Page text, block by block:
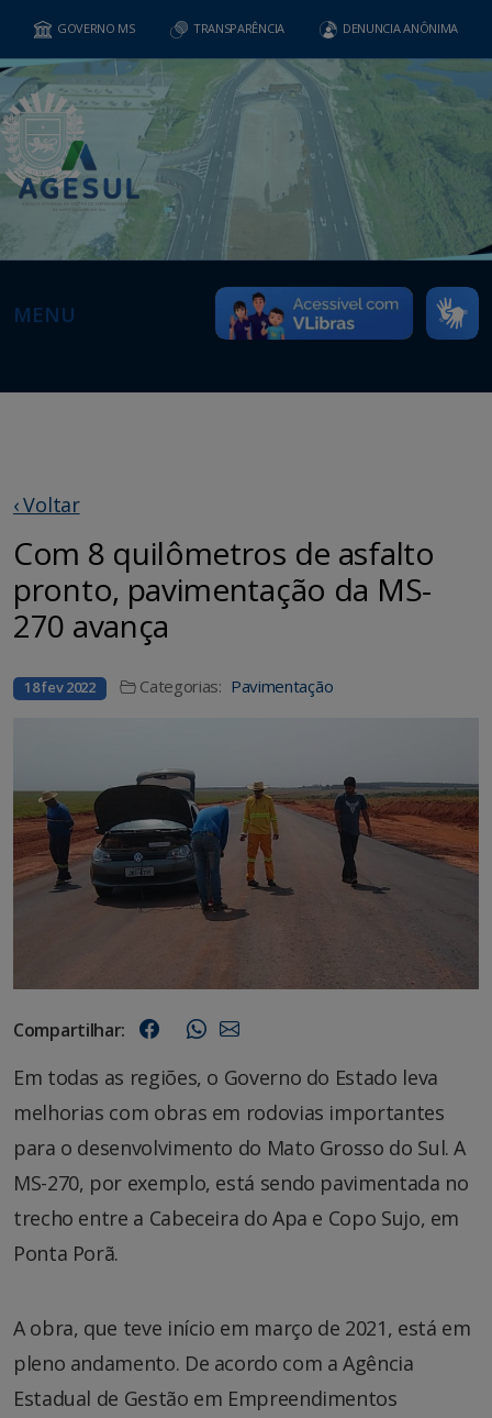
GOVERNO MS TRANSPARÊNCIA DENUNCIA ANÔNIMA
MENU
‹ Voltar
Com 8 quilômetros de asfalto
pronto, pavimentação da MS-
270 avança
18 fev 2022 Categorias: Pavimentação
Compartilhar:
Em todas as regiões, o Governo do Estado leva
melhorias com obras em rodovias importantes
para o desenvolvimento do Mato Grosso do Sul. A
MS-270, por exemplo, está sendo pavimentada no
trecho entre a Cabeceira do Apa e Copo Sujo, em
Ponta Porã.
A obra, que teve início em março de 2021, está em
pleno andamento. De acordo com a Agência
Estadual de Gestão em Empreendimentos